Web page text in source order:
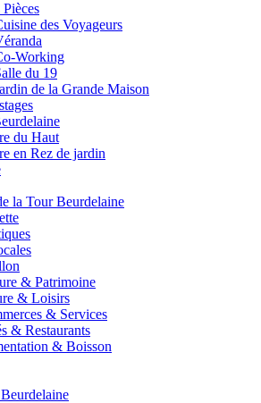
des Voyageurs
Working
du 19
de la Grande Maison
du Haut
en Rez de jardin
la Tour Beurdelaine
& Patrimoine
& Loisirs
& Services
& Restaurants
& Boisson